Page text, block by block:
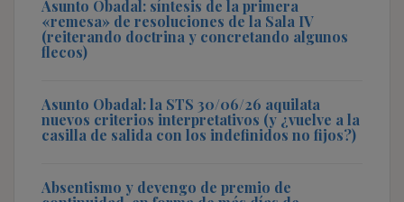
Asunto Obadal: síntesis de la primera
«remesa» de resoluciones de la Sala IV
(reiterando doctrina y concretando algunos
flecos)
Asunto Obadal: la STS 30/06/26 aquilata
nuevos criterios interpretativos (y ¿vuelve a la
casilla de salida con los indefinidos no fijos?)
Absentismo y devengo de premio de